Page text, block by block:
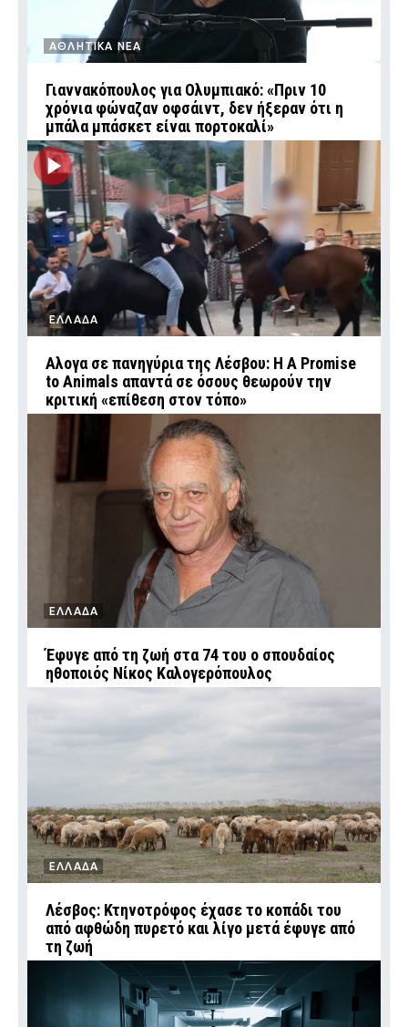
ΑΘΛΗΤΙΚΑ ΝΕΑ
Γιαννακόπουλος για Ολυμπιακό: «Πριν 10
χρόνια φώναζαν οφσάιντ, δεν ήξεραν ότι η
μπάλα μπάσκετ είναι πορτοκαλί»
ΕΛΛΑΔΑ
Αλογα σε πανηγύρια της Λέσβου: Η A Promise
to Animals απαντά σε όσους θεωρούν την
κριτική «επίθεση στον τόπο»
ΕΛΛΑΔΑ
Έφυγε από τη ζωή στα 74 του ο σπουδαίος
ηθοποιός Νίκος Καλογερόπουλος
ΕΛΛΑΔΑ
Λέσβος: Κτηνοτρόφος έχασε το κοπάδι του
από αφθώδη πυρετό και λίγο μετά έφυγε από
τη ζωή